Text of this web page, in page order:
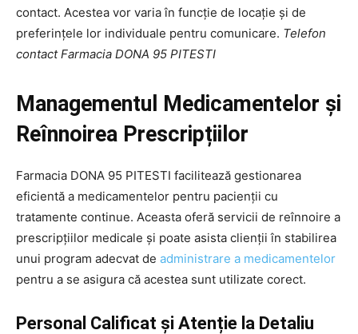
contact. Acestea vor varia în funcție de locație și de
preferințele lor individuale pentru comunicare. Telefon
contact Farmacia DONA 95 PITESTI
Managementul Medicamentelor și
Reînnoirea Prescripțiilor
Farmacia DONA 95 PITESTI facilitează gestionarea
eficientă a medicamentelor pentru pacienții cu
tratamente continue. Aceasta oferă servicii de reînnoire a
prescripțiilor medicale și poate asista clienții în stabilirea
unui program adecvat de administrare a medicamentelor
pentru a se asigura că acestea sunt utilizate corect.
Personal Calificat și Atenție la Detaliu